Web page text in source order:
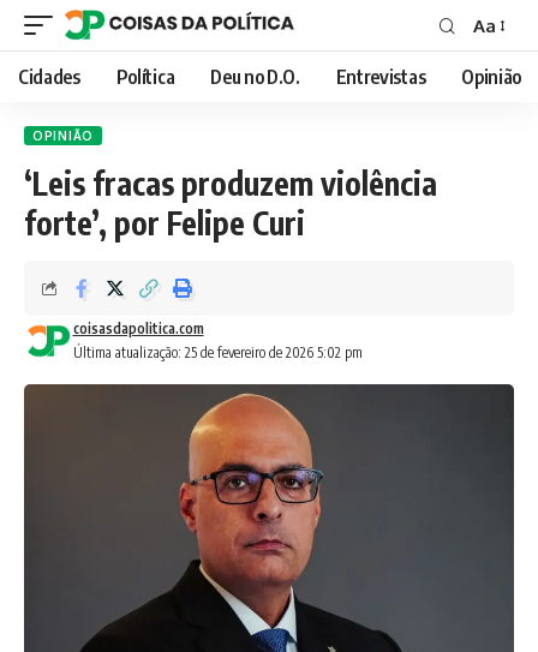
Font
Resizer
Aa
Cidades Política Deu no D.O. Entrevistas Opinião
OPINIÃO
‘Leis fracas produzem violência
forte’, por Felipe Curi
Última atualização: 25 de fevereiro de 2026 5:02 pm
coisasdapolitica.com